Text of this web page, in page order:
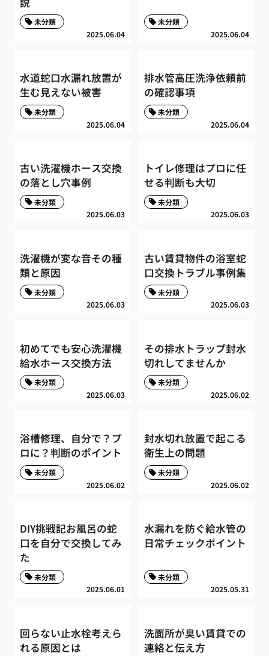
2025.06.04
未分類
2025.06.04
未分類
水道蛇口水漏れ放置が
生む見えない被害
2025.06.04
未分類
排水管高圧洗浄依頼前
の確認事項
2025.06.04
未分類
古い洗濯機ホース交換
の落とし穴事例
2025.06.03
未分類
トイレ修理はプロに任
せる判断も大切
2025.06.03
未分類
洗濯機が変な音その種
類と原因
2025.06.03
未分類
古い賃貸物件の浴室蛇
口交換トラブル事例集
2025.06.03
未分類
初めてでも安心洗濯機
給水ホース交換方法
2025.06.03
未分類
その排水トラップ封水
切れしてませんか
2025.06.02
未分類
浴槽修理、自分で？プ
ロに？判断のポイント
2025.06.02
未分類
封水切れ放置で起こる
衛生上の問題
2025.06.02
未分類
DIY挑戦記お風呂の蛇
口を自分で交換してみ
た
2025.06.01
未分類
水漏れを防ぐ給水管の
日常チェックポイント
2025.05.31
未分類
回らない止水栓考えら
れる原因とは
洗面所が臭い賃貸での
連絡と伝え方